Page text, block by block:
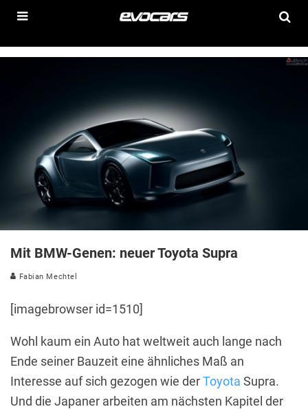
Mit BMW-Genen: neuer Toyota Supra
Fabian Mechtel
[imagebrowser id=1510]
Wohl kaum ein Auto hat weltweit auch lange nach
Ende seiner Bauzeit eine ähnliches Maß an
Interesse auf sich gezogen wie derToyota Supra.
Und die Japaner arbeiten am nächsten Kapitel der